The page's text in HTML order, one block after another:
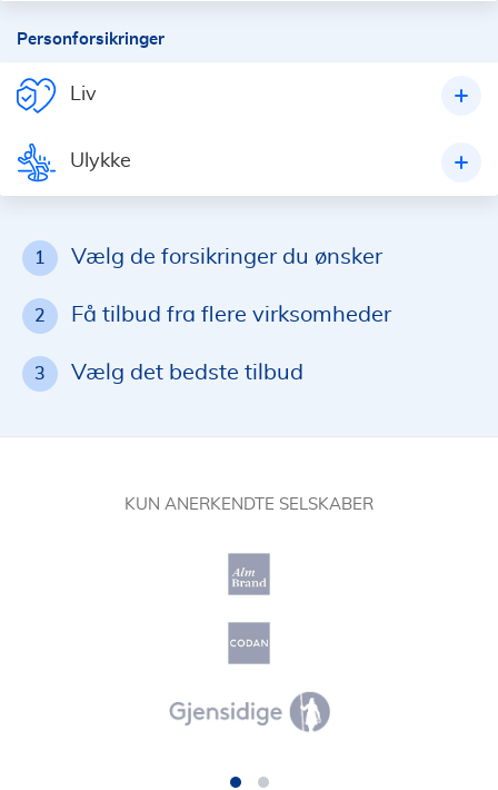
Personforsikringer
Liv
Ulykke
1 Vælg de forsikringer du ønsker
2 Få tilbud fra flere virksomheder
3 Vælg det bedste tilbud
KUN ANERKENDTE SELSKABER